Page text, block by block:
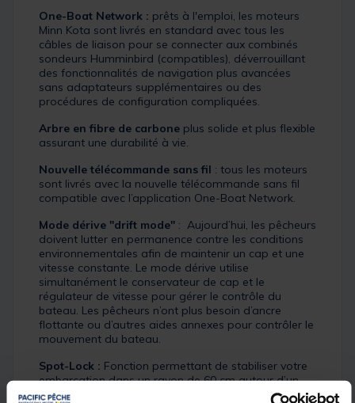
One-Boat Network : prêts à l'emploi, les moteurs
Minn Kota sont livrés en standard avec tous les
câbles de liaison pour se connecter aux combinés
sondeurs Humminbird (compatibles), déverrouillant
des fonctionnalités de navigation plus avancées
sans adaptateurs supplémentaires ou des
procédures de configuration compliquées.
Arbre en fibre de carbone plus solide et plus flexible
assurant une durabilité à vie.
Nouvelle télécommande sans fil : tous les moteurs
sont livrés avec la nouvelle télécommande sans fil
compatible avec l’application One-Boat Network.
Mode dérive "drift mode" : Aujourd’hui, les pêcheurs
doivent lutter en permanence contre les conditions
environnementales afin de maintenir un cap et une
vitesse constante. Le mode dérive utilise
simultanément le conservateur de cap et le
régulateur de vitesse pour gérer le contrôle du
bateau. Les pêcheurs n’ont plus besoin d’ancre
flottante ou d’autres aides annexes pour contrôler le
mouvement du bateau.
Spot-Lock : Fonction permettant de stabiliser votre
embarcation dans un rayon de 60 cm autour d’un
point mémorisé dans la télécommande (ou dans le